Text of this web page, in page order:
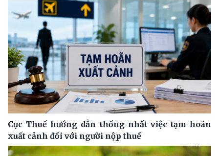
Cục Thuế hướng dẫn thống nhất việc tạm hoãn
xuất cảnh đối với người nộp thuế